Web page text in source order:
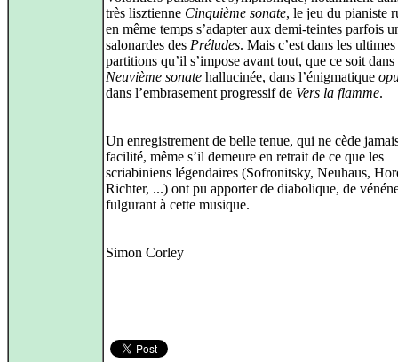
très lisztienne Cinquième sonate, le jeu du pianiste
en même temps s’adapter aux demi-teintes parfois
salonardes des Préludes. Mais c’est dans les ultimes
partitions qu’il s’impose avant tout, que ce soit dans
Neuvième sonate hallucinée, dans l’énigmatique
dans l’embrasement progressif de Vers la flamme.
Un enregistrement de belle tenue, qui ne cède
facilité, même s’il demeure en retrait de ce que les
scriabiniens légendaires (Sofronitsky, Neuhaus,
Richter, ...) ont pu apporter de diabolique, de
fulgurant à cette musique.
Simon Corley